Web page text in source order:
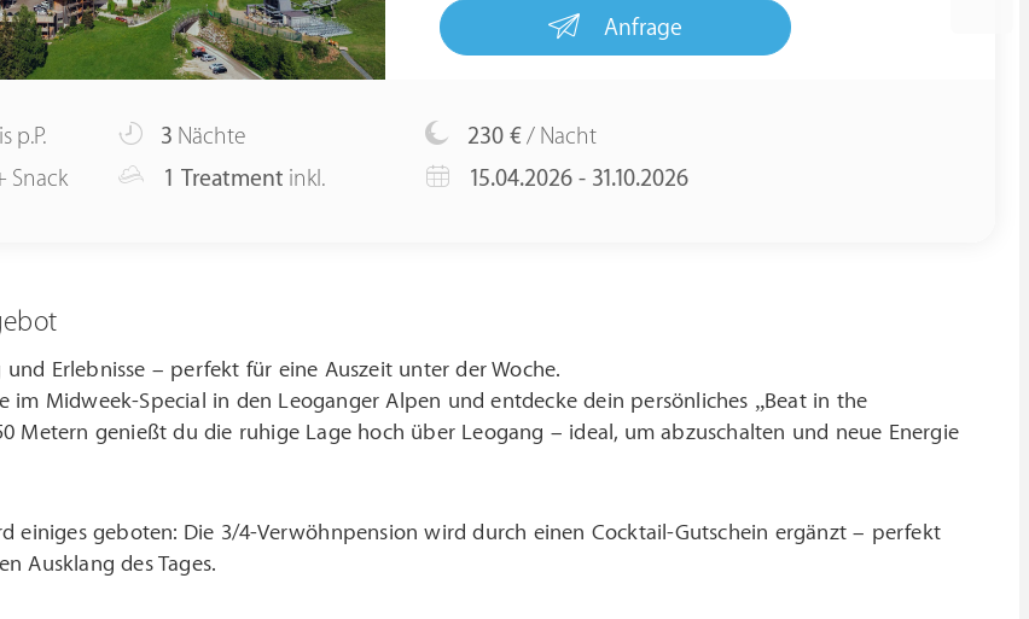
Anfrage
p.P.
Snack
3 Nächte
1 Treatment inkl.
230 €/ Nacht
15.04.2026 - 31.10.2026
und Erlebnisse – perfekt für eine Auszeit unter der Woche.
im Midweek-Special in den Leoganger Alpen und entdecke dein persönliches „Beat in the
Metern genießt du die ruhige Lage hoch über Leogang – ideal, um abzuschalten und neue Energie
einiges geboten: Die 3/4-Verwöhnpension wird durch einen Cocktail-Gutschein ergänzt – perfekt
Ausklang des Tages.